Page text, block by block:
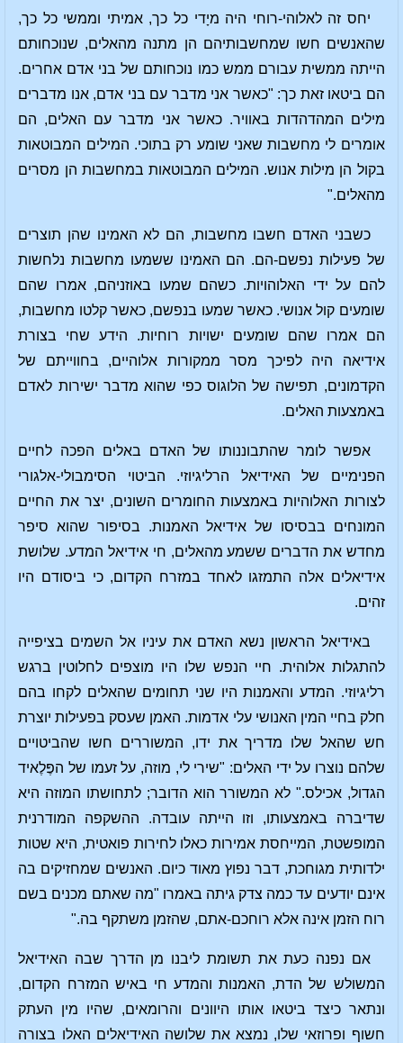
יחס זה לאלוהי-רוחי היה מיָדי כל כך, אמיתי וממשי כל כך,
שהאנשים חשו שמחשבותיהם הן מתנה מהאלים, שנוכחותם
הייתה ממשית עבורם ממש כמו נוכחותם של בני אדם אחרים.
הם ביטאו זאת כך: "כאשר אני מדבר עם בני אדם, אנו מדברים
מילים המהדהדות באוויר. כאשר אני מדבר עם האלים, הם
אומרים לי מחשבות שאני שומע רק בתוכי. המילים המבוטאות
בקול הן מילות אנוש. המילים המבוטאות במחשבות הן מסרים
מהאלים."
כשבני האדם חשבו מחשבות, הם לא האמינו שהן תוצרים
של פעילות נפשם-הם. הם האמינו ששמעו מחשבות נלחשות
להם על ידי האלוהויות. כשהם שמעו באוזניהם, אמרו שהם
שומעים קול אנושי. כאשר שמעו בנפשם, כאשר קלטו מחשבות,
הם אמרו שהם שומעים ישויות רוחיות. הידע שחי בצורת
אידיאה היה לפיכך מסר ממקורות אלוהיים, בחווייתם של
הקדמונים, תפישה של הלוגוס כפי שהוא מדבר ישירות לאדם
באמצעות האלים.
אפשר לומר שהתבוננותו של האדם באלים הפכה לחיים
הפנימיים של האידיאל הרליגיוזי. הביטוי הסימבולי-אלגורי
לצורות האלוהיות באמצעות החומרים השונים, יצר את החיים
המונחים בבסיסו של אידיאל האמנות. בסיפור שהוא סיפר
מחדש את הדברים ששמע מהאלים, חי אידיאל המדע. שלושת
אידיאלים אלה התמזגו לאחד במזרח הקדום, כי ביסודם היו
זהים.
באידיאל הראשון נשא האדם את עיניו אל השמים בציפייה
להתגלות אלוהית. חיי הנפש שלו היו מוצפים לחלוטין ברגש
רליגיוזי. המדע והאמנות היו שני תחומים שהאלים לקחו בהם
חלק בחיי המין האנושי עלי אדמות. האמן שעסק בפעילות יוצרת
חש שהאל שלו מדריך את ידו, המשוררים חשו שהביטויים
שלהם נוצרו על ידי האלים: "שירי לי, מוזה, על זעמו של הפֶּלֶאיד
הגדול, אכילס." לא המשורר הוא הדובר; לתחושתו המוזה היא
שדיברה באמצעותו, וזו הייתה עובדה. ההשקפה המודרנית
המופשטת, המייחסת אמירות כאלו לחירות פואטית, היא שטות
ילדותית מגוחכת, דבר נפוץ מאוד כיום. האנשים שמחזיקים בה
אינם יודעים עד כמה צדק גיתה באמרו "מה שאתם מכנים בשם
רוח הזמן אינה אלא רוחכם-אתם, שהזמן משתקף בה."
אם נפנה כעת את תשומת ליבנו מן הדרך שבה האידיאל
המשולש של הדת, האמנות והמדע חי באיש המזרח הקדום,
ונתאר כיצד ביטאו אותו היוונים והרומאים, שהיו מין העתק
חשוף ופרוזאי שלו, נמצא את שלושה האידיאלים האלו בצורה